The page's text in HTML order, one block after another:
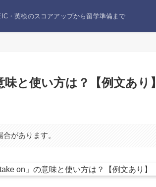
・英検のスコアアップから留学準備まで
味と使い方は？【例文あり】
があります。